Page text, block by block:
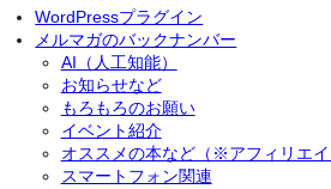
WordPressプラグイン
メルマガのバックナンバー
AI（人工知能）
お知らせなど
もろもろのお願い
イベント紹介
オススメの本など（※アフィリエイ
スマートフォン関連